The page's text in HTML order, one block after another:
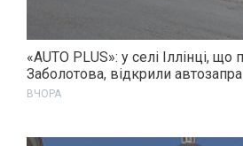
«AUTO PLUS»: у селі Іллінці, що
Заболотова, відкрили
ВЧОРА